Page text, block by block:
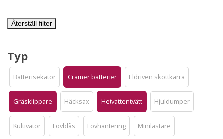
Återställ filter
Typ
Batterisekatör Cramer batterier Eldriven skottkärra
Gräsklippare Häcksax Hetvattentvätt Hjuldumper
Kultivator Lövblås Lövhantering Minilastare